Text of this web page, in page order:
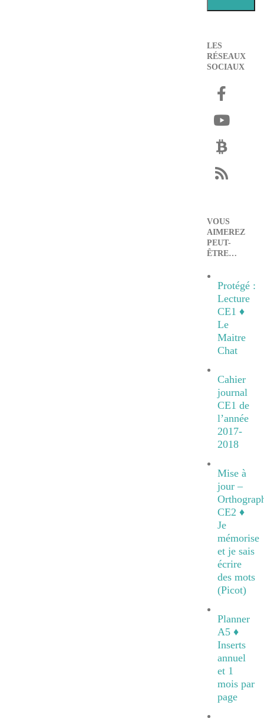
LES
RÉSEAUX
SOCIAUX
VOUS
AIMEREZ
PEUT-
ÊTRE…
Protégé :
Lecture
CE1 ♦
Le
Maitre
Chat
Cahier
journal
CE1 de
l’année
2017-
2018
Mise à
jour –
CE2 ♦
Je
mémorise
et je sais
écrire
des mots
(Picot)
Planner
A5 ♦
Inserts
annuel
et 1
mois par
page